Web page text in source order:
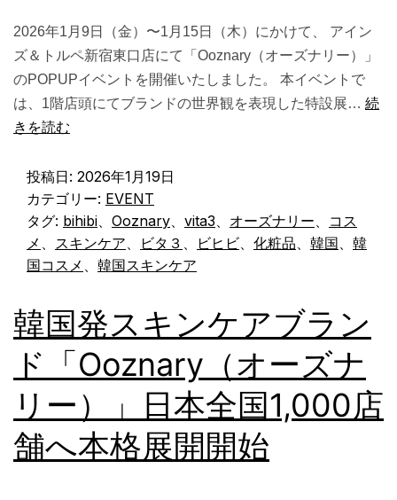
2026年1月9日（金）〜1月15日（木）にかけて、 アイン
ズ＆トルペ新宿東口店にて「Ooznary（オーズナリー）」
のPOPUPイベントを開催いたしました。 本イベントで
は、1階店頭にてブランドの世界観を表現した特設展… 続
きを読む
投稿日: 2026年1月19日
カテゴリー: EVENT
タグ: bihibi Ooznary vita3 オーズナリー
コス
メ
スキンケア ビタ３ ビヒビ 化粧品 韓国
韓
国コスメ
韓国スキンケア
韓国発スキンケアブラン
ド「Ooznary（オーズナ
リー）」日本全国1,000店
舗へ本格展開開始